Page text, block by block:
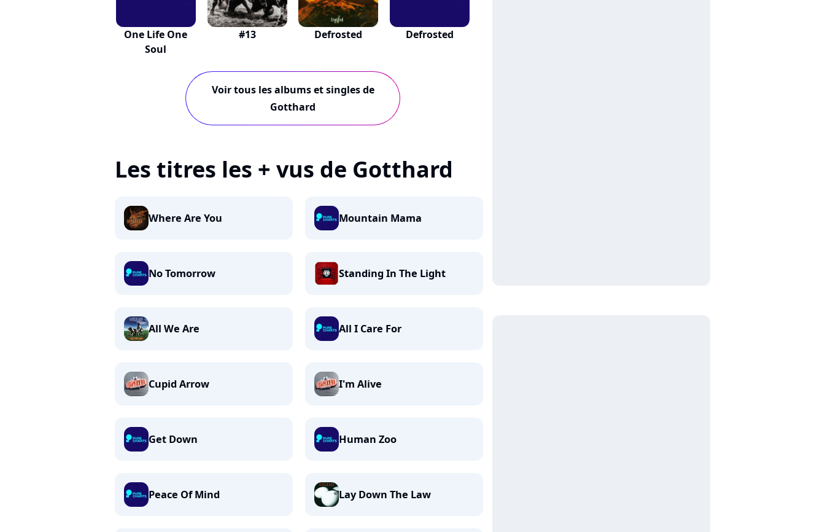
One Life One
Soul
#13 Defrosted Defrosted
Voir tous les albums et singles de
Gotthard
Les titres les + vus de Gotthard
Where Are You Mountain Mama
No Tomorrow Standing In The Light
All We Are All I Care For
Cupid Arrow I'm Alive
Get Down Human Zoo
Peace Of Mind Lay Down The Law